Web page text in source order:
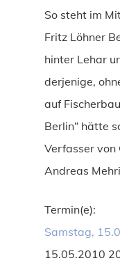
So steht im
Fritz Löhner
hinter Lehar
derjenige,
auf
Berlin“ hätte
Verfasser von
Andreas
Termin(e):
Samstag,
15.05.2010